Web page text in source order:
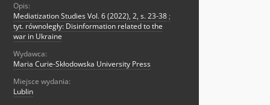
Opis:
Mediatization Studies Vol. 6 (2022), 2, s. 23-38 ;
tyt. równoległy: Disinformation related to the
war in Ukraine
Wydawca:
Maria Curie-Skłodowska University Press
Miejsce wydania:
Lublin